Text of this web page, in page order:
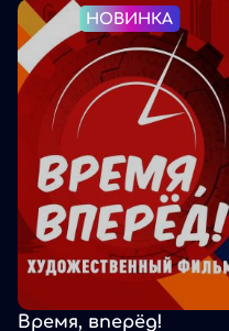
НОВИНКА
Время, вперёд!